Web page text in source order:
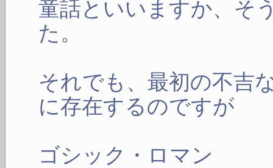
童話といいますか、そ
た。
それでも、最初の不吉
に存在するのですが
ゴシック・ロマン